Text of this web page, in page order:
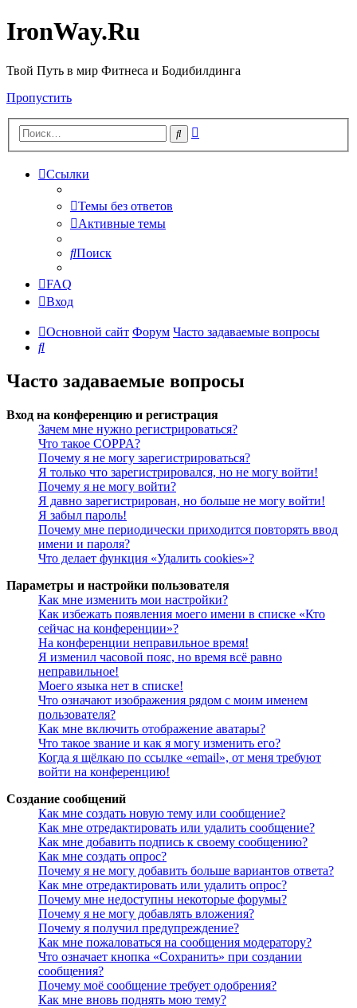
IronWay.Ru
Твой Путь в мир Фитнеса и Бодибилдинга
Пропустить
Поиск
Ссылки
Темы без ответов
Активные темы
Поиск
FAQ
Вход
Основной сайт Форум Часто задаваемые вопросы
Поиск
Часто задаваемые вопросы
Вход на конференцию и регистрация
Зачем мне нужно регистрироваться?
Что такое COPPA?
Почему я не могу зарегистрироваться?
Я только что зарегистрировался, но не могу войти!
Почему я не могу войти?
Я давно зарегистрирован, но больше не могу войти!
Я забыл пароль!
Почему мне периодически приходится повторять ввод
имени и пароля?
Что делает функция «Удалить cookies»?
Параметры и настройки пользователя
Как мне изменить мои настройки?
Как избежать появления моего имени в списке «Кто
сейчас на конференции»?
На конференции неправильное время!
Я изменил часовой пояс, но время всё равно
неправильное!
Моего языка нет в списке!
Что означают изображения рядом с моим именем
пользователя?
Как мне включить отображение аватары?
Что такое звание и как я могу изменить его?
Когда я щёлкаю по ссылке «email», от меня требуют
войти на конференцию!
Создание сообщений
Как мне создать новую тему или сообщение?
Как мне отредактировать или удалить сообщение?
Как мне добавить подпись к своему сообщению?
Как мне создать опрос?
Почему я не могу добавить больше вариантов ответа?
Как мне отредактировать или удалить опрос?
Почему мне недоступны некоторые форумы?
Почему я не могу добавлять вложения?
Почему я получил предупреждение?
Как мне пожаловаться на сообщения модератору?
Что означает кнопка «Сохранить» при создании
сообщения?
Почему моё сообщение требует одобрения?
Как мне вновь поднять мою тему?